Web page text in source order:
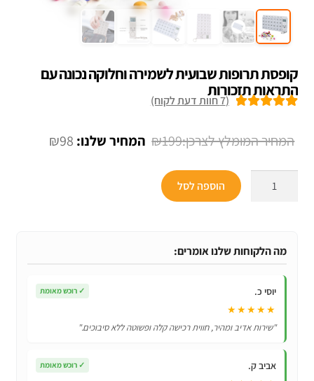
קופסת תרופות שבועית לשמירה וחלוקה נכונה עם
התראות תזכורות
לקוחות
(
7חוות דעת לקוח)
₪199
המחיר
₪98 המחיר
שבועית
וחלוקה
התראות
תזכורות
הוספה לסל
מה הלקוחות שלנו אומרים:
יוסי כ. ✓ רוכש מאומת
★★★★★
"שירות אדיב ומהיר, חווית רכישה קלה ופשוטה ללא סיבוכים."
אביב ק. ✓ רוכש מאומת